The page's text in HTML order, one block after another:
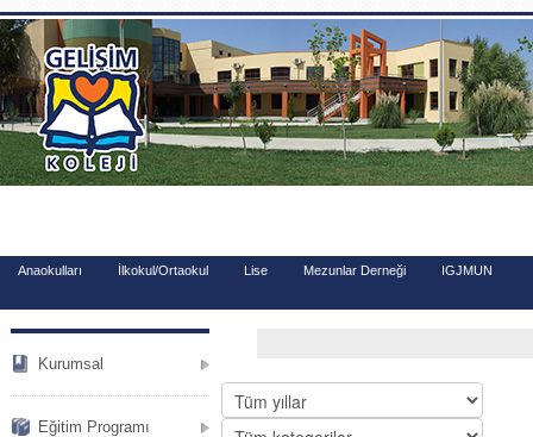
.
Anaokulları İlkokul/Ortaokul Lise Mezunlar Derneği IGJMUN
Kurumsal
Eğitim Programı